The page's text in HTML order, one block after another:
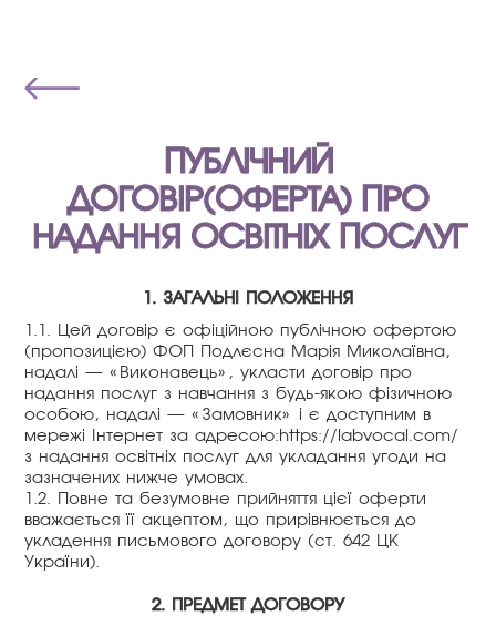
ПУБЛІЧНИЙ
ДОГОВІР(ОФЕРТА) ПРО
НАДАННЯ ОСВІТНІХ ПОСЛУГ
1. ЗАГАЛЬНІ ПОЛОЖЕННЯ
1.1. Цей договір є офіційною публічною офертою
(пропозицією) ФОП Подлєсна Марія Миколаївна,
надалі — «Виконавець», укласти договір про
надання послуг з навчання з будь-якою фізичною
особою, надалі — «Замовник» і є доступним в
мережі Інтернет за адресою:https://labvocal.com/
з надання освітніх послуг для укладання угоди на
зазначених нижче умовах.
1.2. Повне та безумовне прийняття цієї оферти
вважається її акцептом, що прирівнюється до
укладення письмового договору (ст. 642 ЦК
України).
2. ПРЕДМЕТ ДОГОВОРУ